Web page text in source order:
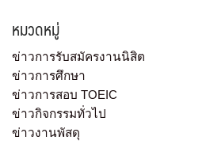
หมวดหมู่
ข่าวการรับสมัครงานนิสิต
ข่าวการศึกษา
ข่าวการสอบ TOEIC
ข่าวกิจกรรมทั่วไป
ข่าวงานพัสดุ